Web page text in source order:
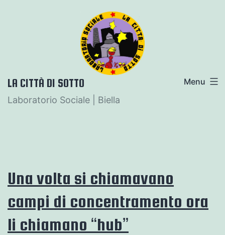
LA CITTÀ DI SOTTO
Laboratorio Sociale | Biella
Menu
Una volta si chiamavano
campi di concentramento ora
li chiamano “hub”